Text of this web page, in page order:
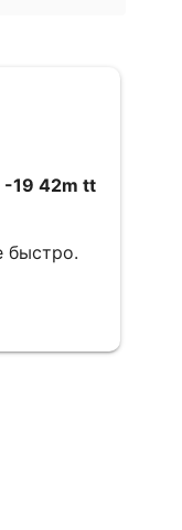
-19 42m tt
быстро.